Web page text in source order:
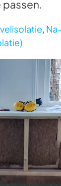
,
bekijken